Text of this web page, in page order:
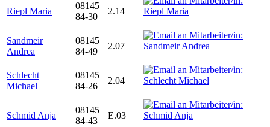
Riepl Maria
08145
84-30
2.14
Sandmeir
Andrea
08145
84-49
2.07
Schlecht
Michael
08145
84-26
2.04
Schmid Anja
08145
84-43
E.03